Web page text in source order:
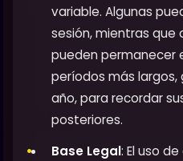
variable. Algunas
sesión, mientras
pueden permanecer
períodos más
año, para recordar
posteriores.
Base Legal: El uso